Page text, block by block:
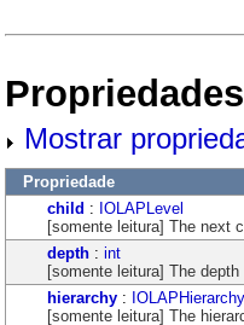
Mostrar
Propriedade
child : IOLAPLevel
[somente leitura] The next
depth : int
[somente leitura] The
hierarchy : IOLAPHierarchy
[somente leitura] The